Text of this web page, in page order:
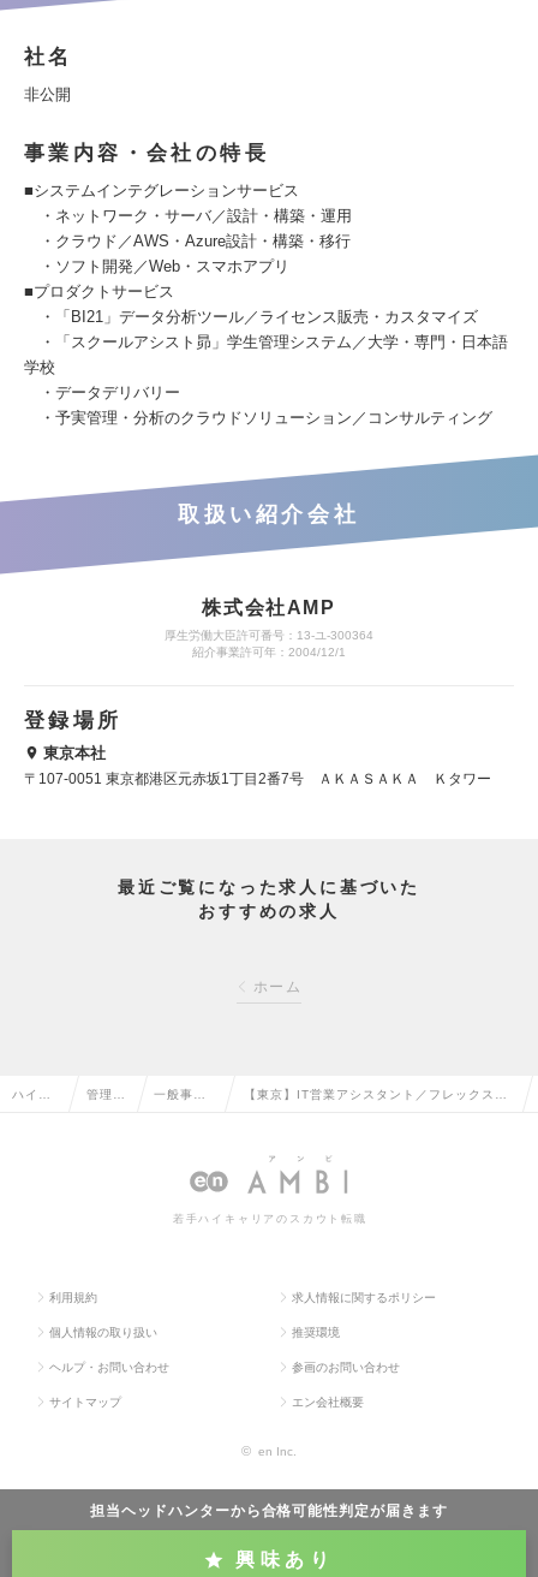
社名
非公開
事業内容・会社の特長
■システムインテグレーションサービス
・ネットワーク・サーバ／設計・構築・運用
・クラウド／AWS・Azure設計・構築・移行
・ソフト開発／Web・スマホアプリ
■プロダクトサービス
・「BI21」データ分析ツール／ライセンス販売・カスタマイズ
・「スクールアシスト昴」学生管理システム／大学・専門・日本語
学校
・データデリバリー
・予実管理・分析のクラウドソリューション／コンサルティング
取扱い紹介会社
株式会社AMP
厚生労働大臣許可番号：13-ユ-300364
紹介事業許可年：2004/12/1
登録場所
東京本社
〒107-0051 東京都港区元赤坂1丁目2番7号 ＡＫＡＳＡＫＡ Ｋタワー
最近ご覧になった求人に基づいた
おすすめの求人
ホーム
担当ヘッドハンターから合格可能性判定が届きます
興味あり
ハイク 管理部 一般事
事務の転
【東京】IT営業アシスタント／フレックス／
収400万円～の求人情報
若手ハイキャリアのスカウト転職
利用規約 求人情報に関するポリシー
個人情報の取り扱い 推奨環境
ヘルプ・お問い合わせ 参画のお問い合わせ
サイトマップ エン会社概要
© en Inc.